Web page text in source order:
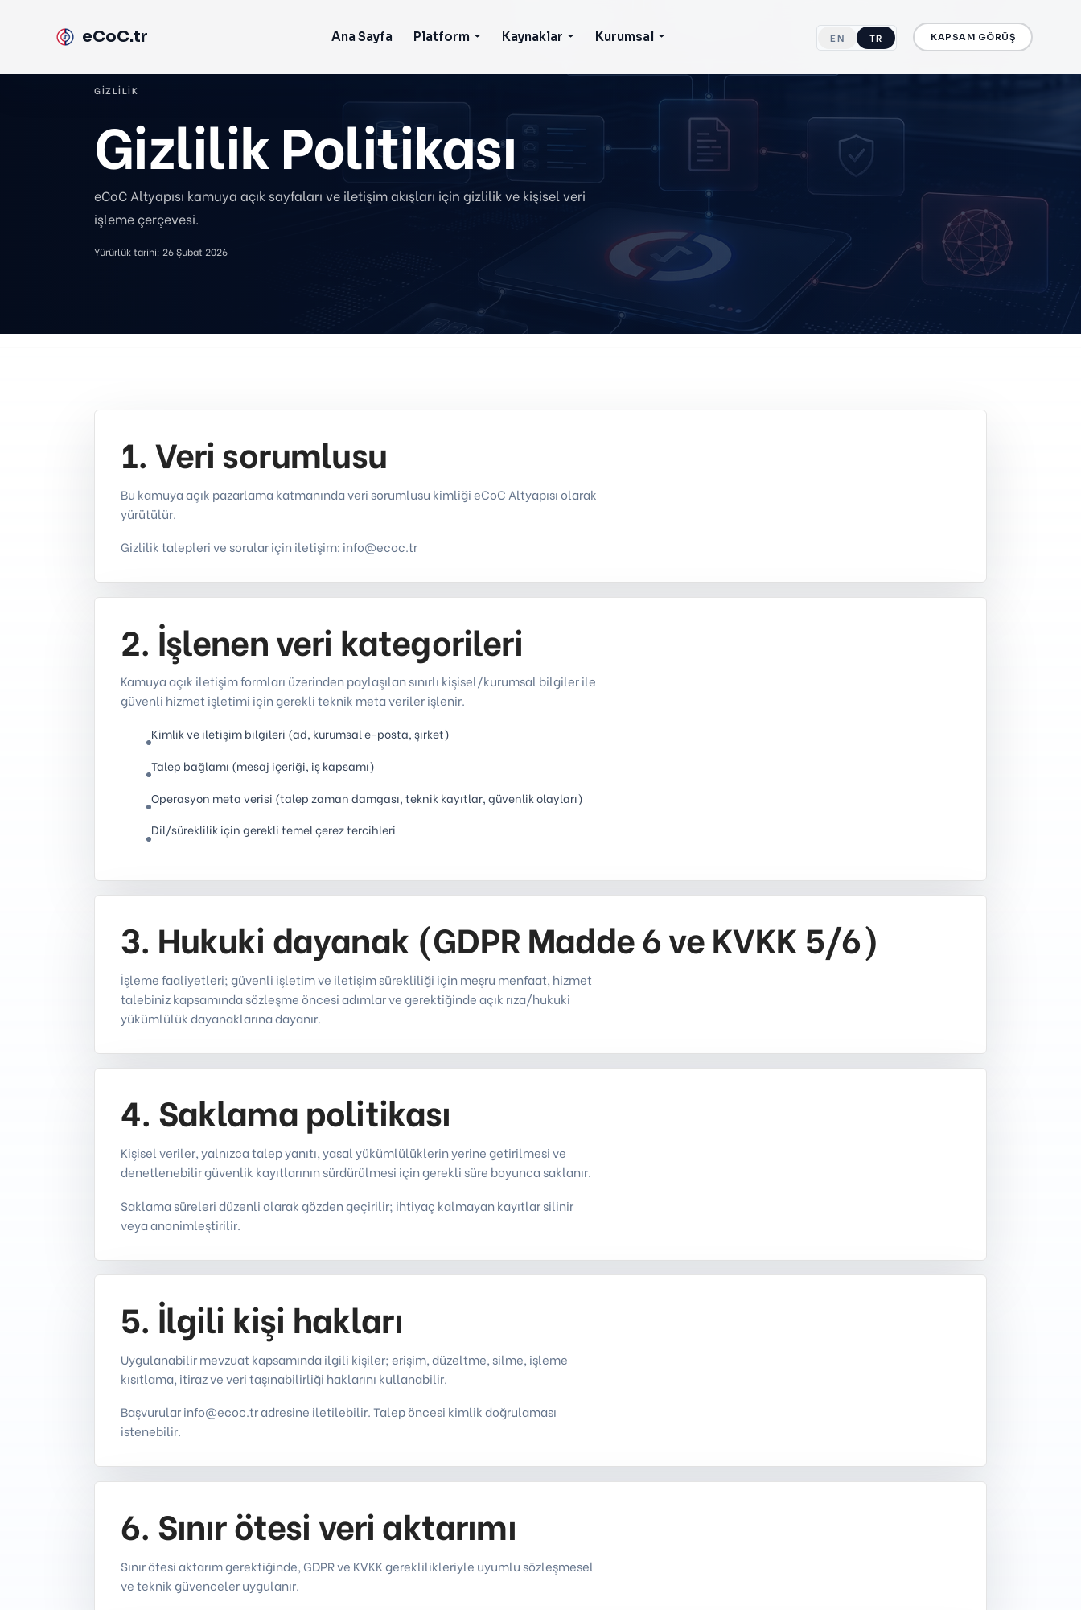
eCoC.tr Ana Sayfa Platform Kaynaklar Kurumsal EN TR KAPSAM GÖRÜŞ
GIZLILIK
Gizlilik Politikası
eCoC Altyapısı kamuya açık sayfaları ve iletişim akışları için gizlilik ve kişisel veri
işleme çerçevesi.
Yürürlük tarihi: 26 Şubat 2026
1. Veri sorumlusu
Bu kamuya açık pazarlama katmanında veri sorumlusu kimliği eCoC Altyapısı olarak
yürütülür.
Gizlilik talepleri ve sorular için iletişim: info@ecoc.tr
2. İşlenen veri kategorileri
Kamuya açık iletişim formları üzerinden paylaşılan sınırlı kişisel/kurumsal bilgiler ile
güvenli hizmet işletimi için gerekli teknik meta veriler işlenir.
Kimlik ve iletişim bilgileri (ad, kurumsal e-posta, şirket)
Talep bağlamı (mesaj içeriği, iş kapsamı)
Operasyon meta verisi (talep zaman damgası, teknik kayıtlar, güvenlik olayları)
Dil/süreklilik için gerekli temel çerez tercihleri
3. Hukuki dayanak (GDPR Madde 6 ve KVKK 5/6)
İşleme faaliyetleri; güvenli işletim ve iletişim sürekliliği için meşru menfaat, hizmet
talebiniz kapsamında sözleşme öncesi adımlar ve gerektiğinde açık rıza/hukuki
yükümlülük dayanaklarına dayanır.
4. Saklama politikası
Kişisel veriler, yalnızca talep yanıtı, yasal yükümlülüklerin yerine getirilmesi ve
denetlenebilir güvenlik kayıtlarının sürdürülmesi için gerekli süre boyunca saklanır.
Saklama süreleri düzenli olarak gözden geçirilir; ihtiyaç kalmayan kayıtlar silinir
veya anonimleştirilir.
5. İlgili kişi hakları
Uygulanabilir mevzuat kapsamında ilgili kişiler; erişim, düzeltme, silme, işleme
kısıtlama, itiraz ve veri taşınabilirliği haklarını kullanabilir.
Başvurular info@ecoc.tr adresine iletilebilir. Talep öncesi kimlik doğrulaması
istenebilir.
6. Sınır ötesi veri aktarımı
Sınır ötesi aktarım gerektiğinde, GDPR ve KVKK gereklilikleriyle uyumlu sözleşmesel
ve teknik güvenceler uygulanır.